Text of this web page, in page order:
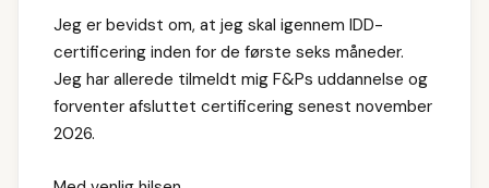
Jeg er bevidst om, at jeg skal igennem IDD-
certificering inden for de første seks måneder.
Jeg har allerede tilmeldt mig F&Ps uddannelse og
forventer afsluttet certificering senest november
2026.